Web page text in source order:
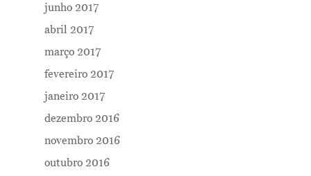
junho 2017
abril 2017
março 2017
fevereiro 2017
janeiro 2017
dezembro 2016
novembro 2016
outubro 2016